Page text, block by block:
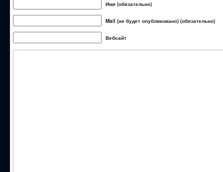
Имя (обязательно)
Mail (не будет опубликовано) (обязательно)
Вебсайт